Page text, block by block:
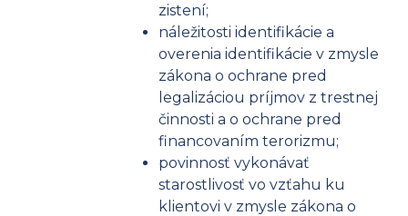
zistení;
náležitosti identifikácie a
overenia identifikácie v zmysle
zákona o ochrane pred
legalizáciou príjmov z trestnej
činnosti a o ochrane pred
financovaním terorizmu;
povinnosť vykonávať
starostlivosť vo vzťahu ku
klientovi v zmysle zákona o